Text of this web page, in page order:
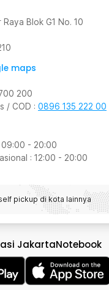
Raya Blok G1 No. 10
maps
200
/ COD : 0896 135 222 00
09:00 - 20:00
: 12:00 - 20:00
pickup di kota lainnya
JakartaNotebook